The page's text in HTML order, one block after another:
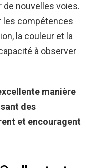
de nouvelles voies.
les compétences
la couleur et la
à observer
manière
des
et encouragent